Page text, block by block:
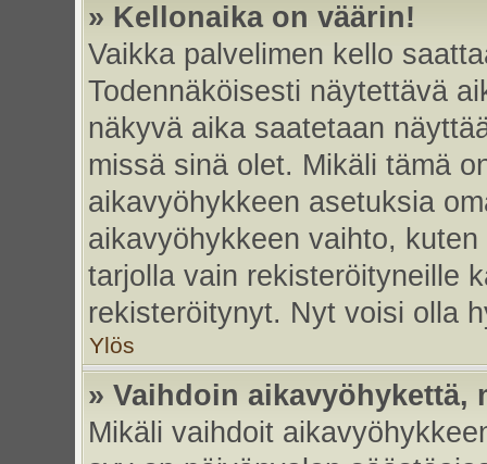
» Kellonaika on väärin!
Vaikka palvelimen kello
Todennäköisesti näytettävä
näkyvä aika saatetaan
missä sinä olet. Mikäli tämä
aikavyöhykkeen asetuksia
aikavyöhykkeen vaihto,
tarjolla vain rekisteröityneille
rekisteröitynyt. Nyt voisi olla
Ylös
» Vaihdoin
Mikäli vaihdoit